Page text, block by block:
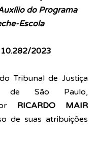
do Programa
Escola
10.282/2023
Tribunal de Justiça
de São Paulo,
RICARDO MAIR
de suas atribuições